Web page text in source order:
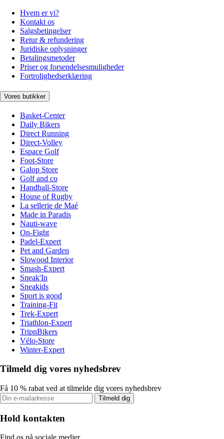
Hvem er vi?
Kontakt os
Salgsbetingelser
Retur & refundering
Juridiske oplysninger
Betalingsmetoder
Priser og forsendelsesmuligheder
Fortrolighedserklæring
Vores butikker
Basket-Center
Daily Bikers
Direct Running
Direct-Volley
Espace Golf
Foot-Store
Galop Store
Golf and co
Handball-Store
House of Rugby
La sellerie de Maé
Made in Paradis
Nauti-wave
On-Fight
Padel-Expert
Pet and Garden
Slowood Interior
Smash-Expert
Sneak'In
Sneakids
Sport is good
Training-Fit
Trek-Expert
Triathlon-Expert
TripnBikers
Vélo-Store
Winter-Expert
Tilmeld dig vores nyhedsbrev
Få 10 % rabat ved at tilmelde dig vores nyhedsbrev
Tilmeld dig
Hold kontakten